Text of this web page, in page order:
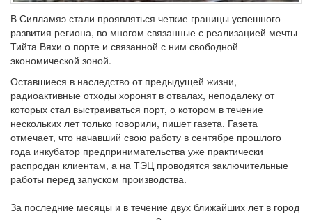
В Силламяэ стали проявляться четкие границы успешного
развития региона, во многом связанные с реализацией мечты
Тийта Вяхи о порте и связанной с ним свободной
экономической зоной.
Оставшиеся в наследство от предыдущей жизни,
радиоактивные отходы хоронят в отвалах, неподалеку от
которых стал выстраиваться порт, о котором в течение
нескольких лет только говорили, пишет газета. Газета
отмечает, что начавший свою работу в сентябре прошлого
года инкубатор предпринимательства уже практически
распродан клиентам, а на ТЭЦ проводятся заключительные
работы перед запуском производства.
За последние месяцы и в течение двух ближайших лет в город